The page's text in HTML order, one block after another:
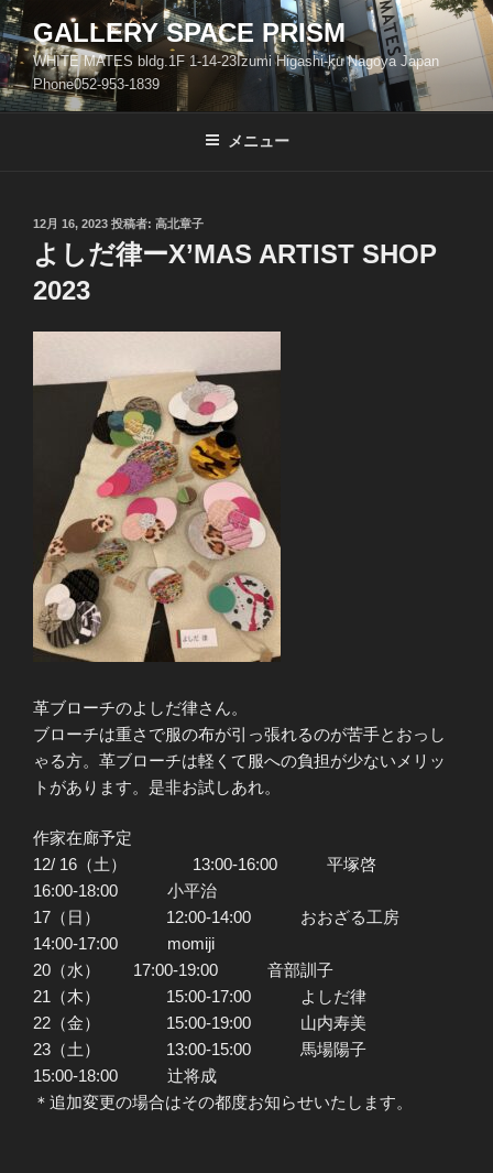
コ
ン
テ
ン
ツ
GALLERY SPACE PRISM
WHITE MATES bldg.1F 1-14-23Izumi Higashi-ku Nagoya Japan
Phone052-953-1839
メニュー
投
日:
12月 16, 2023 投稿者: 高北章子
よしだ律ーX’MAS ARTIST SHOP
2023
革ブローチのよしだ律さん。
ブローチは重さで服の布が引っ張れるのが苦手とおっし
ゃる方。革ブローチは軽くて服への負担が少ないメリッ
トがあります。是非お試しあれ。
作家在廊予定
12/ 16（土） 13:00-16:00 平塚啓
16:00-18:00 小平治
17（日） 12:00-14:00 おおざる工房
14:00-17:00 momiji
20（水） 17:00-19:00 音部訓子
21（木） 15:00-17:00 よしだ律
22（金） 15:00-19:00 山内寿美
23（土） 13:00-15:00 馬場陽子
15:00-18:00 辻将成
＊追加変更の場合はその都度お知らせいたします。